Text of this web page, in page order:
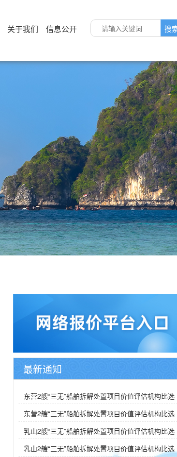
关于我们 信息公开
最新通知
东营2艘“三无”船舶拆解处置项目价值评估机构比选
结果公告
东营2艘“三无”船舶拆解处置项目价值评估机构比选
公告
乳山2艘“三无”船舶拆解处置项目价值评估机构比选
结果公告
乳山2艘“三无”船舶拆解处置项目价值评估机构比选